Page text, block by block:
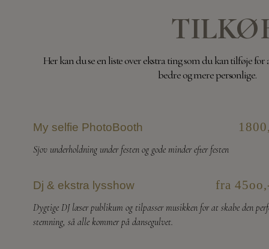
Her kan du se en liste over ekstra ting som du kan tilføje
bedre og mere personlige.
My selfie PhotoBooth
Sjov underholdning under festen og gode minder efter festen
Dj & ekstra lysshow fra
Dygtige DJ læser publikum og tilpasser musikken for at skabe den
stemning, så alle kommer på dansegulvet.